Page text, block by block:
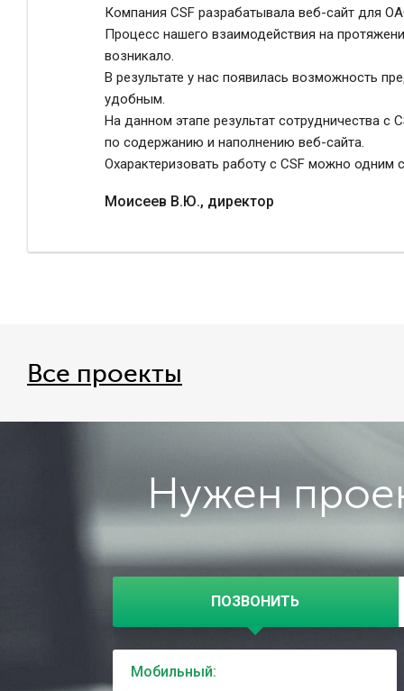
Компания CSF разрабатывала веб-сайт для
Процесс нашего взаимодействия на
возникало.
В результате у нас появилась возможность
удобным.
На данном этапе результат сотрудничества с
по содержанию и наполнению веб-сайта.
Охарактеризовать работу с CSF можно
Моисеев В.Ю., директор
Все проекты
Нужен
ПОЗВОНИТЬ
Мобильный: